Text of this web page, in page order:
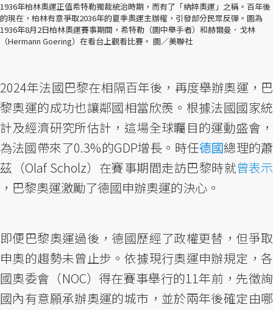
1936年柏林奧運正值希特勒獨裁統治時期，而有了「納粹奧運」之稱。百年後
的現在，柏林有意爭取2036年的夏季奧運主辦權，引發部分民眾反彈。圖為
1936年8月2日柏林奧運賽事期間，希特勒（圖中舉手者）和赫爾曼．戈林
（Hermann Goering）在看台上觀看比賽。 圖／美聯社
2024年法國巴黎在相隔百年後，再度舉辦奧運，巴
黎奧運的成功也讓鄰國相當欣羨。根據法國國家統
計及經濟研究所估計，這場全球矚目的運動盛會，
為法國帶來了0.3%的GDP增長。時任德國總理的蕭
茲（Olaf Scholz）在賽事期間走訪巴黎時就曾表示
，巴黎奧運激勵了德國申辦奧運的決心。
即便巴黎奧運過後，德國歷經了政權更替，但爭取
申奧的趨勢未曾止步。依據現行奧運申辦規定，各
國奧委會（NOC）得在賽事舉行的11年前，先徵詢
國內有意願承辦奧運的城市，並於兩年後確定由哪